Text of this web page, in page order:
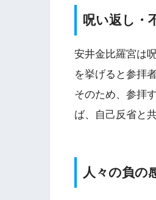
呪い返し・
安井金比羅宮は
を挙げると参拝
そのため、参拝
ば、自己反省と
人々の負の